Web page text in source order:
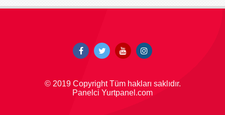
© 2019 Copyright Tüm hakları saklıdır.
Panelci Yurtpanel.com